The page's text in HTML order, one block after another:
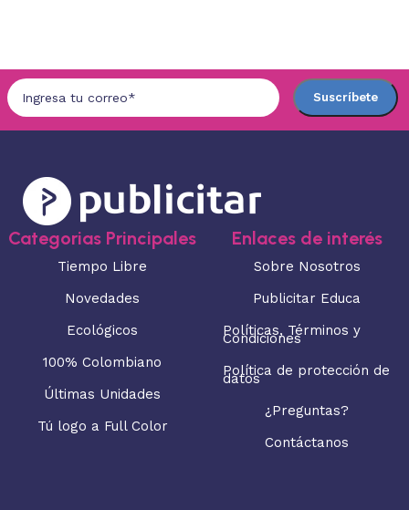
Categorias Principales
Tiempo Libre
Novedades
Ecológicos
100% Colombiano
Últimas Unidades
Tú logo a Full Color
Enlaces de interés
Sobre Nosotros
Publicitar Educa
Políticas, Términos y
Condiciones
Política de protección de
datos
¿Preguntas?
Contáctanos